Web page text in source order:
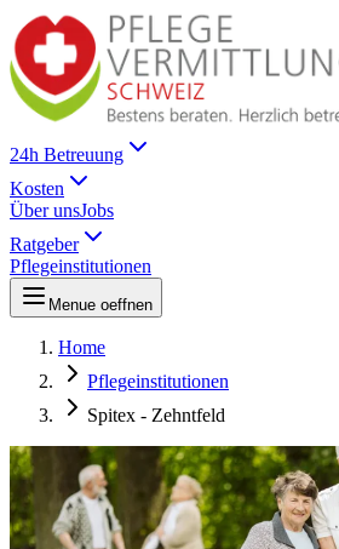
24h Betreuung
Kosten
Über unsJobs
Ratgeber
Pflegeinstitutionen
Menue oeffnen
Home
Pflegeinstitutionen
Spitex - Zehntfeld